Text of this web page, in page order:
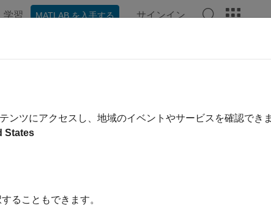
学習 MATLAB を入手する サインイン
Rule 6-5-3
shall not be modified within condition or statement.
ンツにアクセスし、地域のイベントやサービスを確認でき
States
ることもできます。